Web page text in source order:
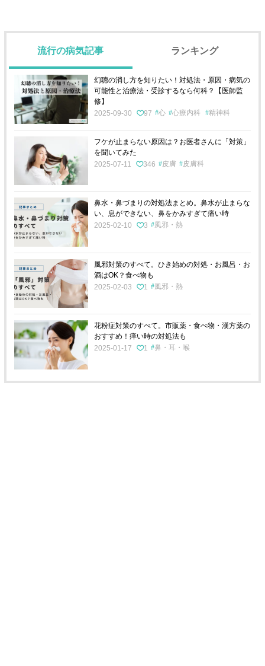
流行の病気記事 ランキング
幻聴の消し方を知りたい！対処法・原因・病気の
可能性と治療法・受診するなら何科？【医師監
修】
2025-09-30
97 心 心療内科 精神科
フケが止まらない原因は？お医者さんに「対策」
を聞いてみた
2025-07-11
346 皮膚 皮膚科
鼻水・鼻づまりの対処法まとめ。鼻水が止まらな
い、息ができない、鼻をかみすぎて痛い時
2025-02-10
3 風邪・熱
風邪対策のすべて。ひき始めの対処・お風呂・お
酒はOK？食べ物も
2025-02-03
1 風邪・熱
花粉症対策のすべて。市販薬・食べ物・漢方薬の
おすすめ！痒い時の対処法も
2025-01-17
1 鼻・耳・喉